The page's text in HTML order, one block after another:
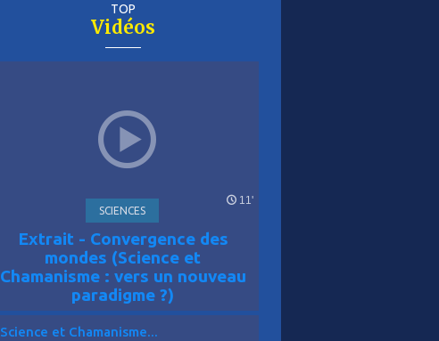
TOP
Vidéos
11'
SCIENCES
Extrait - Convergence des
mondes (Science et
Chamanisme : vers un nouveau
paradigme ?)
Science et Chamanisme...